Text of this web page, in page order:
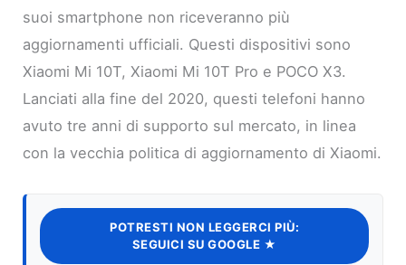
suoi smartphone non riceveranno più
aggiornamenti ufficiali. Questi dispositivi sono
Xiaomi Mi 10T, Xiaomi Mi 10T Pro e POCO X3.
Lanciati alla fine del 2020, questi telefoni hanno
avuto tre anni di supporto sul mercato, in linea
con la vecchia politica di aggiornamento di Xiaomi.
POTRESTI NON LEGGERCI PIÙ:
SEGUICI SU GOOGLE ★